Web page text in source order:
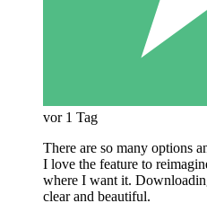
vor 1 Tag
There are so many options
I love the feature to
where I want it.
clear and beautiful.